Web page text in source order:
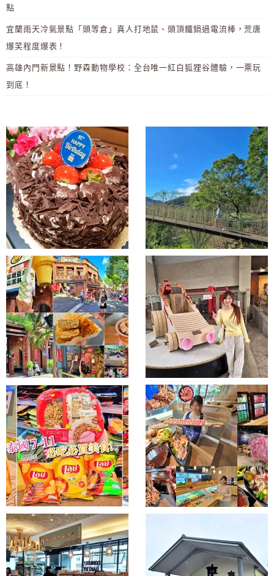
點
宜蘭雨天冷氣景點「頭等倉」真人打地鼠、頭頂鐵鍋過電流棒，荒唐
爆笑程度爆表！
高雄內門新景點！野森動物學校：全台唯一紅白狐狸谷體驗，一票玩
到底！